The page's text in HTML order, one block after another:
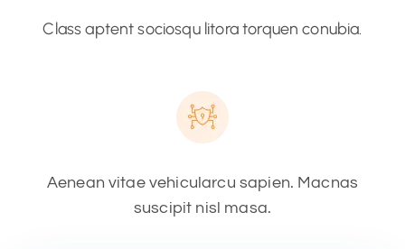
Class aptent sociosqu litora torquen conubia.
Aenean vitae vehicularcu sapien. Macnas
suscipit nisl masa.